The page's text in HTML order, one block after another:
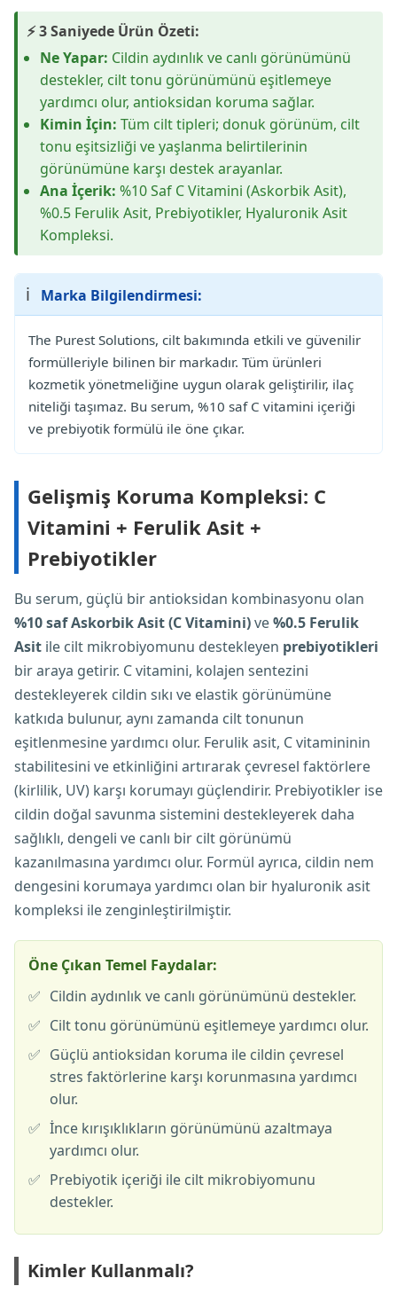
⚡ 3 Saniyede Ürün Özeti:
Ne Yapar: Cildin aydınlık ve canlı görünümünü
destekler, cilt tonu görünümünü eşitlemeye
yardımcı olur, antioksidan koruma sağlar.
Kimin İçin: Tüm cilt tipleri; donuk görünüm, cilt
tonu eşitsizliği ve yaşlanma belirtilerinin
görünümüne karşı destek arayanlar.
Ana İçerik: %10 Saf C Vitamini (Askorbik Asit),
%0.5 Ferulik Asit, Prebiyotikler, Hyaluronik Asit
Kompleksi.
ℹ️ Marka Bilgilendirmesi:
The Purest Solutions, cilt bakımında etkili ve güvenilir
formülleriyle bilinen bir markadır. Tüm ürünleri
kozmetik yönetmeliğine uygun olarak geliştirilir, ilaç
niteliği taşımaz. Bu serum, %10 saf C vitamini içeriği
ve prebiyotik formülü ile öne çıkar.
Gelişmiş Koruma Kompleksi: C
Vitamini + Ferulik Asit +
Prebiyotikler
Bu serum, güçlü bir antioksidan kombinasyonu olan
%10 saf Askorbik Asit (C Vitamini)ve%0.5 Ferulik
Asit ile cilt mikrobiyomunu destekleyen prebiyotikleri
bir araya getirir. C vitamini, kolajen sentezini
destekleyerek cildin sıkı ve elastik görünümüne
katkıda bulunur, aynı zamanda cilt tonunun
eşitlenmesine yardımcı olur. Ferulik asit, C vitamininin
stabilitesini ve etkinliğini artırarak çevresel faktörlere
(kirlilik, UV) karşı korumayı güçlendirir. Prebiyotikler ise
cildin doğal savunma sistemini destekleyerek daha
sağlıklı, dengeli ve canlı bir cilt görünümü
kazanılmasına yardımcı olur. Formül ayrıca, cildin nem
dengesini korumaya yardımcı olan bir hyaluronik asit
kompleksi ile zenginleştirilmiştir.
Öne Çıkan Temel Faydalar:
✅ Cildin aydınlık ve canlı görünümünü destekler.
✅ Cilt tonu görünümünü eşitlemeye yardımcı olur.
✅ Güçlü antioksidan koruma ile cildin çevresel
stres faktörlerine karşı korunmasına yardımcı
olur.
✅ İnce kırışıklıkların görünümünü azaltmaya
yardımcı olur.
✅ Prebiyotik içeriği ile cilt mikrobiyomunu
destekler.
Kimler Kullanmalı?